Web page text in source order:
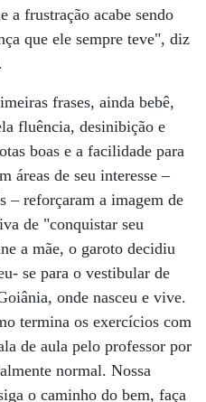
a frustração acabe sendo
que ele sempre teve", diz
frases, ainda bebê,
fluência, desinibição e
boas e a facilidade para
áreas de seu interesse –
– reforçaram a imagem de
de "conquistar seu
a mãe, o garoto decidiu
se para o vestibular de
onde nasceu e vive.
termina os exercícios com
de aula pelo professor por
normal. Nossa
o caminho do bem, faça